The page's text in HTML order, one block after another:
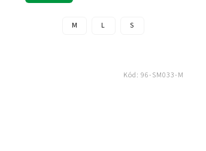
M L S
Kód:96-SM033-M